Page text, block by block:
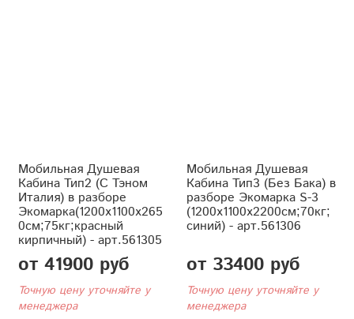
Мобильная Душевая
Кабина Тип2 (С Тэном
Италия) в разборе
Экомарка(1200x1100x265
0см;75кг;красный
кирпичный) - арт.561305
от 41900 руб
Точную цену уточняйте у
менеджера
Мобильная Душевая
Кабина Тип3 (Без Бака) в
разборе Экомарка S-3
(1200x1100x2200см;70кг;
синий) - арт.561306
от 33400 руб
Точную цену уточняйте у
менеджера